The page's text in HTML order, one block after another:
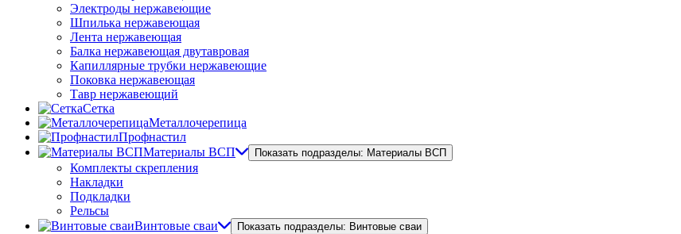
Электроды нержавеющие
Шпилька нержавеющая
Лента нержавеющая
Балка нержавеющая двутавровая
Капиллярные трубки нержавеющие
Поковка нержавеющая
Тавр нержавеющий
Сетка
Металлочерепица
Профнастил
Материалы ВСП
Показать подразделы: Материалы ВСП
Комплекты скрепления
Накладки
Подкладки
Рельсы
Винтовые сваи
Показать подразделы: Винтовые сваи